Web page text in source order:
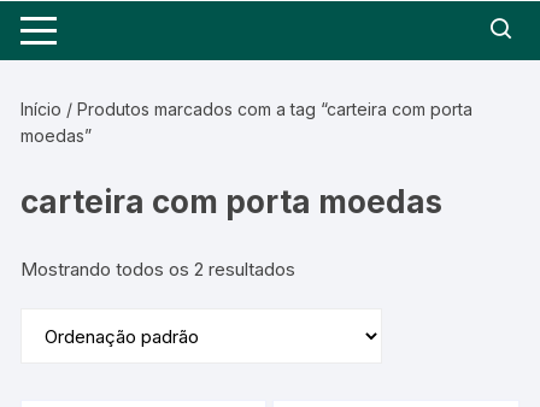
Início / Produtos marcados com a tag “carteira com porta
moedas”
carteira com porta moedas
Mostrando todos os 2 resultados